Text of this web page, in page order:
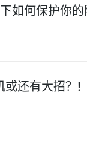
如何保护你
或还有大招？!